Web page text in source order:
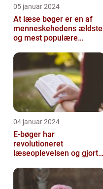
05 januar 2024
At læse bøger er en af
menneskehedens ældste
og mest populære
04 januar 2024
E-bøger har
revolutioneret
læseoplevelsen og gjort
adgang til et utal af l...